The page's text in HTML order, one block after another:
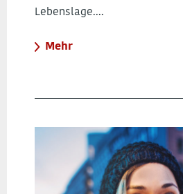
Lebenslage....
Mehr